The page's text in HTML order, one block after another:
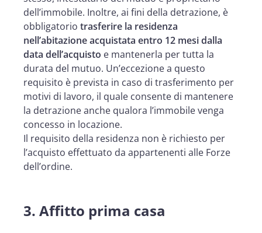
dell’immobile. Inoltre, ai fini della detrazione, è
obbligatorio trasferire la residenza
nell’abitazione acquistata entro 12 mesi dalla
data dell’acquisto e mantenerla per tutta la
durata del mutuo. Un’eccezione a questo
requisito è prevista in caso di trasferimento per
motivi di lavoro, il quale consente di mantenere
la detrazione anche qualora l’immobile venga
concesso in locazione.
Il requisito della residenza non è richiesto per
l’acquisto effettuato da appartenenti alle Forze
dell’ordine.
3. Affitto prima casa